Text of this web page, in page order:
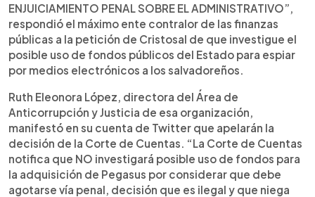
ENJUICIAMIENTO PENAL SOBRE EL ADMINISTRATIVO”,
respondió el máximo ente contralor de las finanzas
públicas a la petición de Cristosal de que investigue el
posible uso de fondos públicos del Estado para espiar
por medios electrónicos a los salvadoreños.
Ruth Eleonora López, directora del Área de
Anticorrupción y Justicia de esa organización,
manifestó en su cuenta de Twitter que apelarán la
decisión de la Corte de Cuentas. “La Corte de Cuentas
notifica que NO investigará posible uso de fondos para
la adquisición de Pegasus por considerar que debe
agotarse vía penal, decisión que es ilegal y que niega